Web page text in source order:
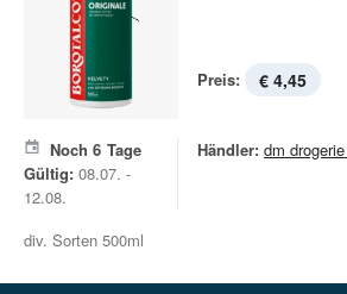
Preis: € 4,45
Noch 6 Tage
Gültig: 08.07. -
12.08.
Händler: dm
div. Sorten 500ml